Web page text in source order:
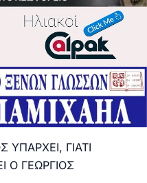
ΥΠΑΡΧΕΙ, ΓΙΑΤΙ
Ο ΓΕΩΡΓΙΟΣ